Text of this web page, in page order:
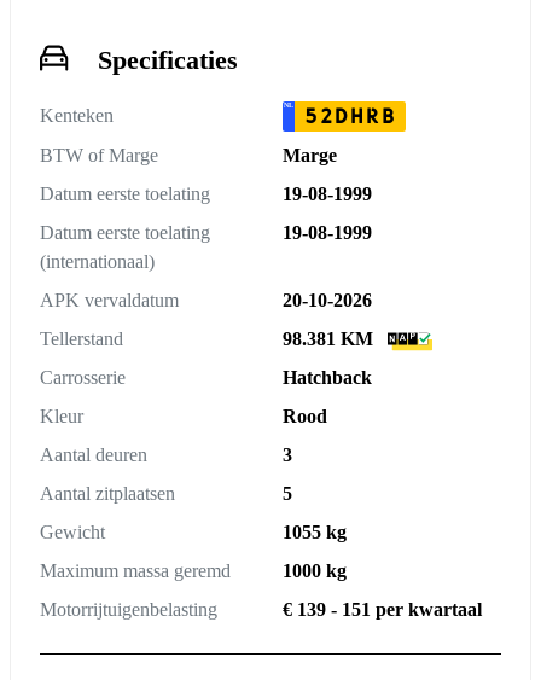
Specificaties
Kenteken NL 52DHRB
BTW of Marge
Marge
Datum eerste toelating
19-08-1999
Datum eerste toelating
(internationaal)
19-08-1999
APK vervaldatum
20-10-2026
Tellerstand
98.381 KM
Carrosserie
Hatchback
Kleur
Rood
Aantal deuren
3
Aantal zitplaatsen
5
Gewicht
1055 kg
Maximum massa geremd
1000 kg
Motorrijtuigenbelasting
€ 139 - 151 per kwartaal